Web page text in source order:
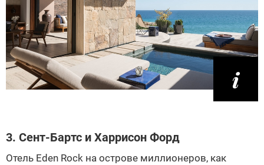
3. Сент-Бартс и Харрисон Форд
Отель Eden Rock на острове миллионеров, как